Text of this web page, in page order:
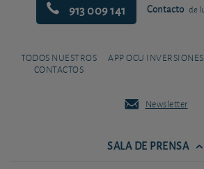
913 009 141 Contacto de
TODOS NUESTROS
CONTACTOS
APP OCU INVERSIONES
Newsletter
SALA DE PRENSA